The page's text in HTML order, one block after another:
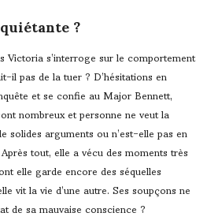
?
Victoria s’interroge sur le comportement
il pas de la tuer ? D’hésitations en
et se confie au Major Bennett,
nombreux et personne ne veut la
arguments ou n’est-elle pas en
tout, elle a vécu des moments très
elle garde encore des séquelles
vit la vie d’une autre. Ses soupçons ne
de sa mauvaise conscience ?